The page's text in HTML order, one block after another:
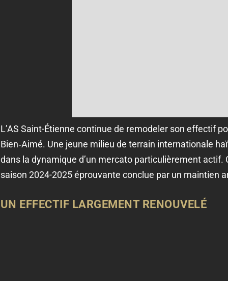
L’AS Saint-Étienne continue de remodeler son effectif
Bien‑Aimé. Une jeune milieu de terrain internationale
dans la dynamique d’un mercato particulièrement
saison 2024-2025 éprouvante conclue par un maintien
UN EFFECTIF LARGEMENT RENOUVELÉ